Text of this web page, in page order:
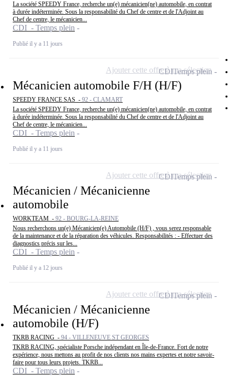
La société SPEEDY France, recherche un(e) mécanicien(ne) automobile, en contrat
à durée indéterminée. Sous la responsabilité du Chef de centre et de l'Adjoint au
Chef de centre, le mécanicien...
CDI - Temps plein
Publié il y a 11 jours
Mécanicien automobile F/H (H/F)
SPEEDY FRANCE SAS - 92 - CLAMART
La société SPEEDY France, recherche un(e) mécanicien(ne) automobile, en contrat
à durée indéterminée. Sous la responsabilité du Chef de centre et de l'Adjoint au
Chef de centre, le mécanicien...
CDI - Temps plein
Publié il y a 11 jours
CDITemps plein
Ajouter cette offre à ma sélection
Mécanicien / Mécanicienne
automobile
WORKTEAM - 92 - BOURG-LA-REINE
Nous recherchons un(e) Mécanicien(e) Automobile (H/F) , vous serez responsable
de la maintenance et de la réparation des véhicules. Responsabilités : - Effectuer des
diagnostics précis sur les...
CDI - Temps plein
Publié il y a 12 jours
CDITemps plein
Ajouter cette offre à ma sélection
Mécanicien / Mécanicienne
automobile (H/F)
TKRB RACING - 94 - VILLENEUVE ST GEORGES
TKRB RACING, spécialiste Porsche indépendant en Île-de-France. Fort de notre
expérience, nous mettons au profit de nos clients nos mains expertes et notre savoir-
faire pour tous leurs projets. TKRB...
CDI - Temps plein
CDITemps plein
Ajouter cette offre à ma sélection